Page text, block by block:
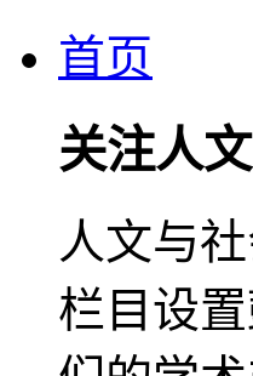
首页
关注人
人文与
栏目设